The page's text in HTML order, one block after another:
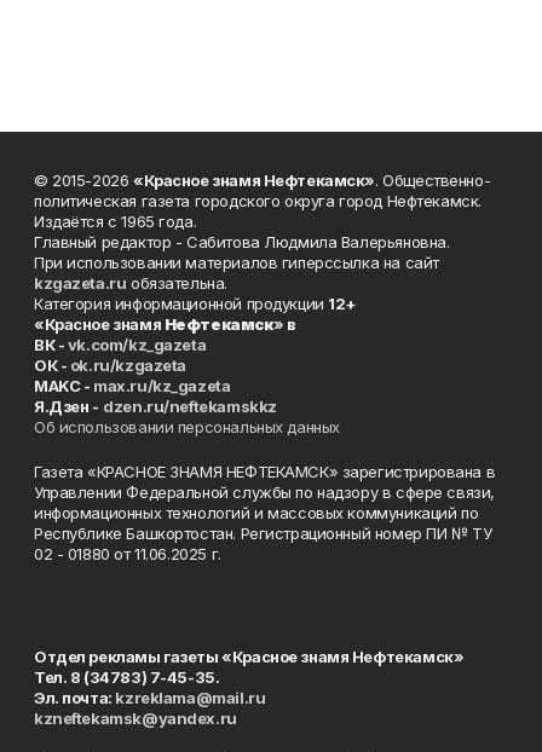
© 2015-2026 «Красное знамя Нефтекамск». Общественно-
политическая газета городского округа город Нефтекамск.
Издаётся с 1965 года.
Главный редактор - Сабитова Людмила Валерьяновна.
При использовании материалов гиперссылка на сайт
kzgazeta.ru обязательна.
Категория информационной продукции 12+
«Красное знамя Нефтекамск» в
ВК -vk.com/kz_gazeta
ОК - ok.ru/kzgazeta
MAKC - max.ru/kz_gazeta
Я.Дзен - dzen.ru/neftekamskkz
Об использовании персональных данных
Газета «КРАСНОЕ ЗНАМЯ НЕФТЕКАМСК» зарегистрирована в
Управлении Федеральной службы по надзору в сфере связи,
информационных технологий и массовых коммуникаций по
Республике Башкортостан. Регистрационный номер ПИ № ТУ
02 - 01880 от 11.06.2025 г.
Отдел рекламы газеты «Красное знамя Нефтекамск»
Тел. 8 (34783) 7-45-35.
Эл. почта: kzreklama@mail.ru
kzneftekamsk@yandex.ru